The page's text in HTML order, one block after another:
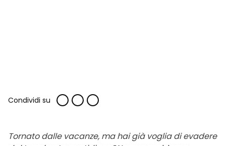
Condividi su
Tornato dalle vacanze, ma hai già voglia di evadere